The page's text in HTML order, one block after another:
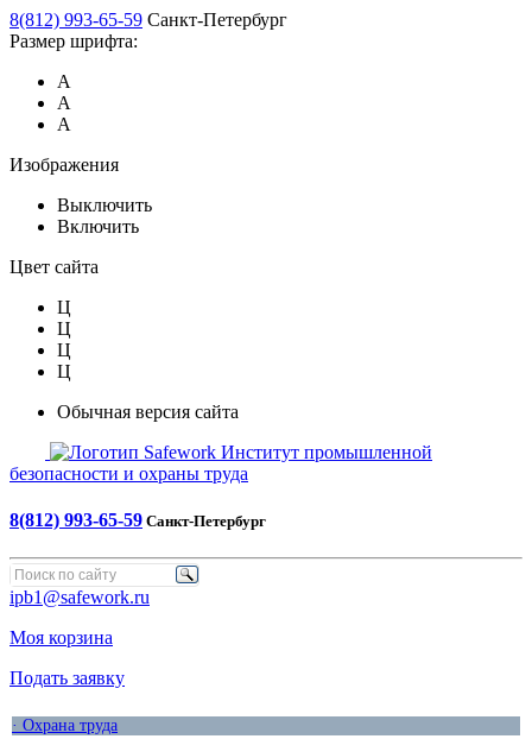
8(812) 993-65-59 Санкт-Петербург
Размер шрифта:
А
А
А
Изображения
Выключить
Включить
Цвет сайта
Ц
Ц
Ц
Ц
Обычная версия сайта
Safework Институт промышленной
безопасности и охраны труда
8(812) 993-65-59 Санкт-Петербург
ipb1@safework.ru
Моя корзина
Подать заявку
· Охрана труда